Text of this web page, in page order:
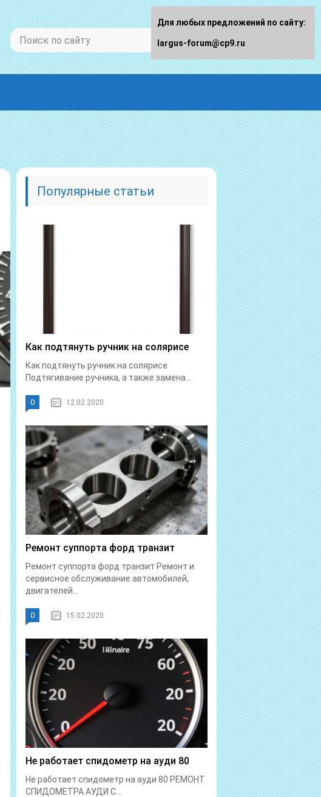
Популярные статьи
Как подтянуть ручник на солярисе
Как подтянуть ручник на солярисе
Подтягивание ручника, а также замена...
0 12.02.2020
Ремонт суппорта форд транзит
Ремонт суппорта форд транзит Ремонт и
сервисное обслуживание автомобилей,
двигателей...
0 15.02.2020
Не работает спидометр на ауди 80
Не работает спидометр на ауди 80 РЕМОНТ
СПИДОМЕТРА АУДИ С...
Для любых предложений по сайту:
largus-forum@cp9.ru